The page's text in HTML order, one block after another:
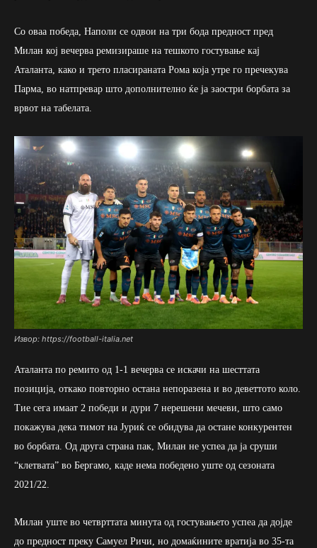
Со оваа победа, Наполи се одвои на три бода предност пред
Милан кој вечерва ремизираше на тешкото гостување кај
Аталанта, како и трето пласираната Рома која утре го пречекува
Парма, во натпревар што дополнително ќе ја заостри борбата за
врвот на табелата.
Извор: https://football-italia.net
Аталанта по ремито од 1-1 вечерва се искачи на шесттата
позиција, откако повторно остана непоразена и во деветтото коло.
Тие сега имаат 2 победи и дури 7 нерешени мечеви, што само
покажува дека тимот на Јуриќ се обидува да остане конкурентен
во борбата. Од друга страна пак, Милан не успеа да ја сруши
“клетвата” во Бергамо, каде нема победено уште од сезоната
2021/22.
Милан уште во четврттата минута од гостувањето успеа да дојде
до предност преку Самуел Ричи, но домаќините вратија во 35-та